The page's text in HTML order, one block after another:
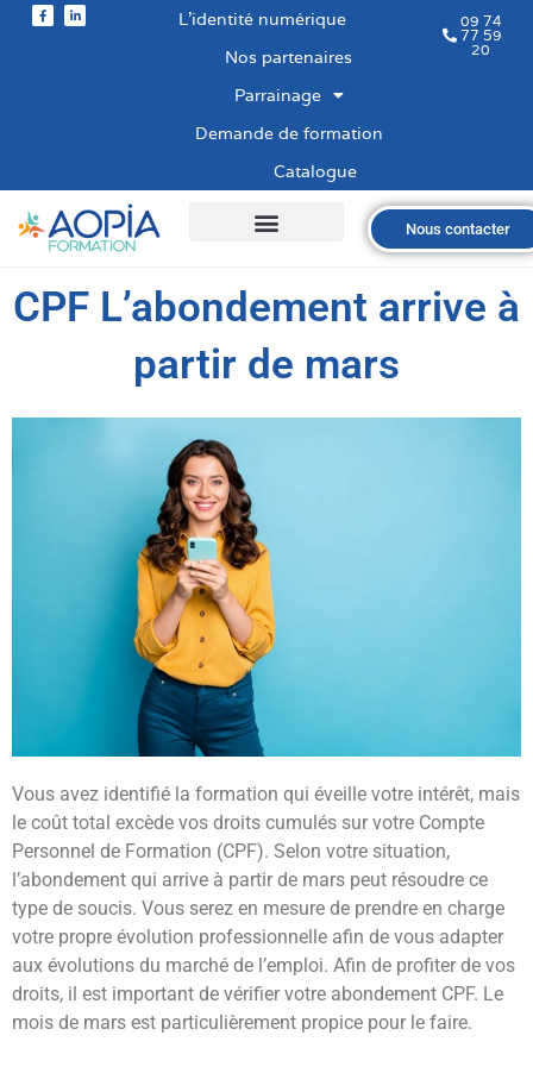
L’identité numérique
Nos partenaires
Parrainage
Demande de formation
Catalogue
09 74
77 59
20
Nous contacter
CPF L’abondement arrive à
partir de mars
Vous avez identifié la formation qui éveille votre intérêt, mais
le coût total excède vos droits cumulés sur votre Compte
Personnel de Formation (CPF). Selon votre situation,
l’abondement qui arrive à partir de mars peut résoudre ce
type de soucis. Vous serez en mesure de prendre en charge
votre propre évolution professionnelle afin de vous adapter
aux évolutions du marché de l’emploi. Afin de profiter de vos
droits, il est important de vérifier votre abondement CPF. Le
mois de mars est particulièrement propice pour le faire.